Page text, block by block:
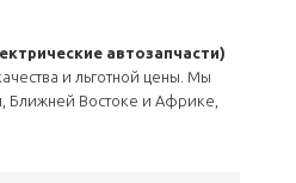
автозапчасти)
и льготной цены. Мы
Ближней Востоке и Африке,